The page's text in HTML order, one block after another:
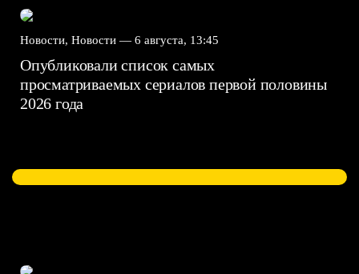
Новости, Новости — 6 августа, 13:45
Опубликовали список самых
просматриваемых сериалов первой половины
2026 года